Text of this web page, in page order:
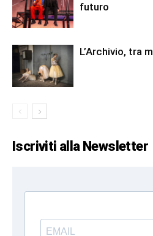
futuro
L’Archivio, tra
Iscriviti alla Newsletter